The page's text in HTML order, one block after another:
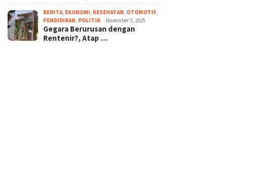
BERITA EKONOMI KESEHATAN OTOMOTIF
PENDIDIKAN POLITIK November 5, 2025
Gegara Berurusan dengan
Rentenir?, Atap …